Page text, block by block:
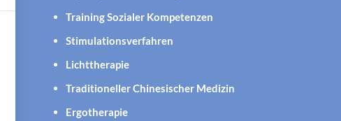
Training Sozialer Kompetenzen
Stimulationsverfahren
Lichttherapie
Traditioneller Chinesischer Medizin
Ergotherapie